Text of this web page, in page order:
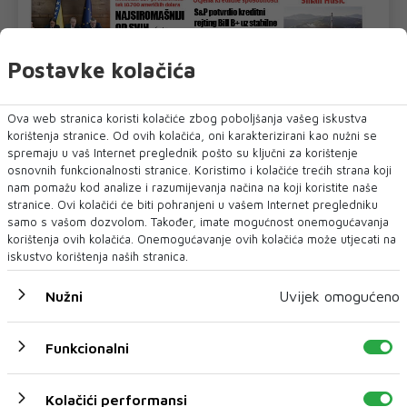
U novom broju pročitajte
Vijesti BiH
Postavke kolačića
Ova web stranica koristi kolačiće zbog poboljšanja vašeg iskustva
korištenja stranice. Od ovih kolačića, oni karakterizirani kao nužni se
spremaju u vaš Internet preglednik pošto su ključni za korištenje
osnovnih funkcionalnosti stranice. Koristimo i kolačiće trećih strana koji
nam pomažu kod analize i razumijevanja načina na koji koristite naše
stranice. Ovi kolačići će biti pohranjeni u vašem Internet pregledniku
samo s vašom dozvolom. Također, imate mogućnost onemogućavanja
korištenja ovih kolačića. Onemogućavanje ovih kolačića može utjecati na
iskustvo korištenja naših stranica.
Nužni Uvijek omogućeno
Funkcionalni
Kolačići performansi